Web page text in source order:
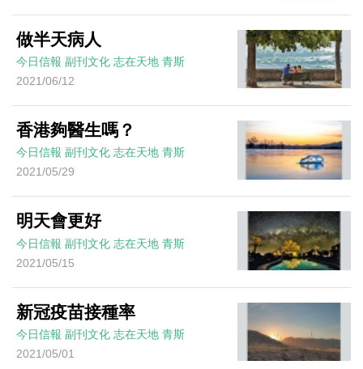
做半天病人
今日信報 副刊文化 志在天地 青斯
2021/06/12
香港夠醫生嗎？
今日信報 副刊文化 志在天地 青斯
2021/05/29
明天會更好
今日信報 副刊文化 志在天地 青斯
2021/05/15
新冠疫苗接種率
今日信報 副刊文化 志在天地 青斯
2021/05/01